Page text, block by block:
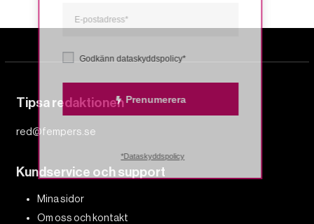
Tipsa redaktionen
red@fempers.se
Kundservice och support
Mina sidor
Om oss och kontakt
Godkänn dataskyddspolicy*
Prenumerera
*Dataskyddspolicy